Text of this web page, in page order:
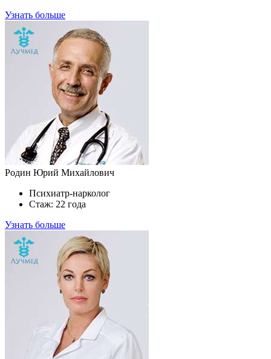
Узнать больше
Родин Юрий Михайлович
Психиатр-нарколог
Стаж: 22 года
Узнать больше